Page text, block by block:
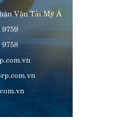
Vận Tải Mỹ Á